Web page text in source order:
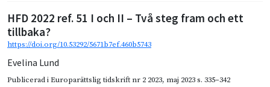
HFD 2022 ref. 51 I och II – Två steg fram och ett
tillbaka?
https://doi.org/10.53292/5671b7ef.460b5743
Evelina Lund
Publicerad iEuroparättslig tidskrift nr 2 2023, maj 2023s. 335–342